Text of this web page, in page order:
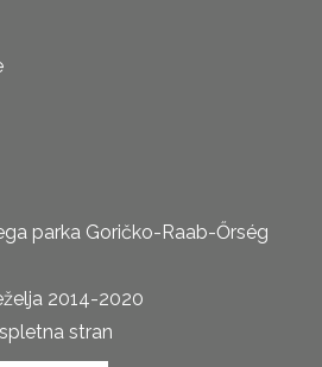
parka Goričko-Raab-Őrség
2014-2020
stran